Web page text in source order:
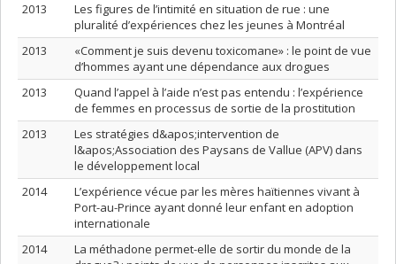
2013
Les figures de l’intimité en situation de rue : une
pluralité d’expériences chez les jeunes à Montréal
2013
«Comment je suis devenu toxicomane» : le point de vue
d’hommes ayant une dépendance aux drogues
2013
Quand l’appel à l’aide n’est pas entendu : l’expérience
de femmes en processus de sortie de la prostitution
2013
Les stratégies d&apos;intervention de
l&apos;Association des Paysans de Vallue (APV) dans
le développement local
2014
L’expérience vécue par les mères haïtiennes vivant à
Port-au-Prince ayant donné leur enfant en adoption
internationale
2014
La méthadone permet-elle de sortir du monde de la